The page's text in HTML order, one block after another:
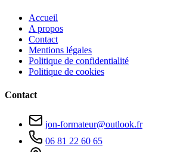
Accueil
A propos
Contact
Mentions légales
Politique de confidentialité
Politique de cookies
Contact
jon-formateur@outlook.fr
06 81 22 60 65